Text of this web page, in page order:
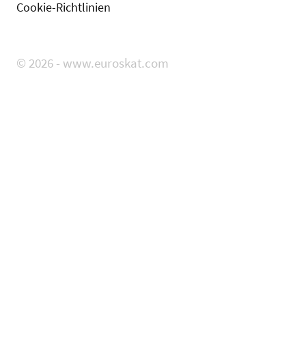
Cookie-Richtlinien
© 2026 - www.euroskat.com